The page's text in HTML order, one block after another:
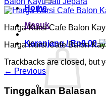
Home
Masuk
Keranjang /Rp0.00
Harga Kursi Cafe Balon
Harga Kursi Cafe Balon
Trackbacks are closed, but
← Previous
Tinggalkan Balasan